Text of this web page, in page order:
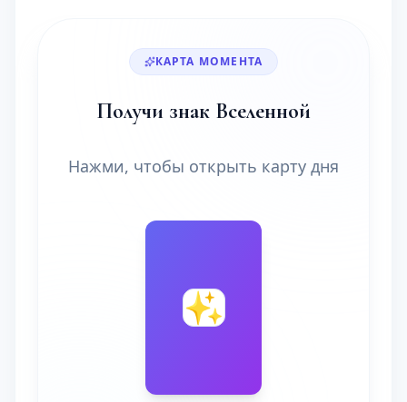
КАРТА МОМЕНТА
Получи знак Вселенной
Нажми, чтобы открыть карту дня
🔮
✨